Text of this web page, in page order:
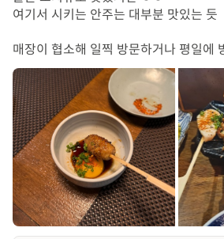
여기서 시키는 안주는 대부분 맛있는 듯
매장이 협소해 일찍 방문하거나 평일에